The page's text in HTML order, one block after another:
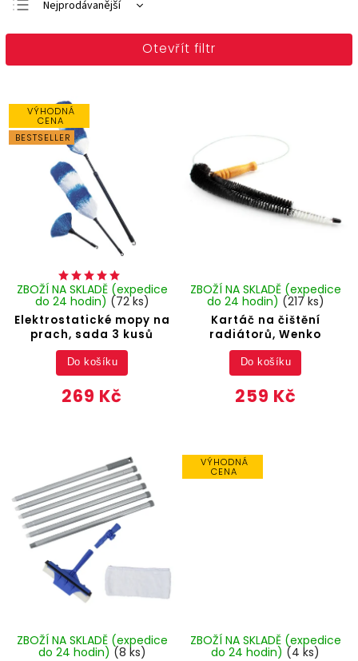
Doporučujeme
Nejprodávanější
Abecedně
Otevřít filtr
VÝHODNÁ
CENA
BESTSELLER
Elektrostatické mopy na
prach, sada 3 kusů
ZBOŽÍ NA SKLADĚ (expedice
do 24 hodin) (72 ks)
269 Kč
Do košíku
Kartáč na čištění
radiátorů, Wenko
ZBOŽÍ NA SKLADĚ (expedice
do 24 hodin) (217 ks)
259 Kč
Do košíku
ZBOŽÍ NA SKLADĚ (expedice
do 24 hodin) (8 ks)
VÝHODNÁ
CENA
ZBOŽÍ NA SKLADĚ (expedice
do 24 hodin) (4 ks)